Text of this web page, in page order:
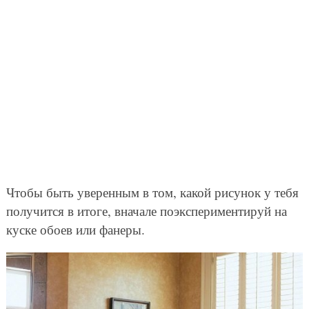
Чтобы быть уверенным в том, какой рисунок у тебя
получится в итоге, вначале поэкспериментируй на
куске обоев или фанеры.